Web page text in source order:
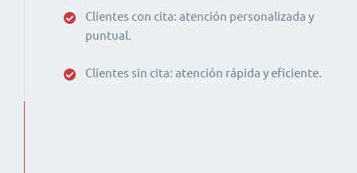
Clientes con cita: atención personalizada y
puntual.
Clientes sin cita: atención rápida y eficiente.